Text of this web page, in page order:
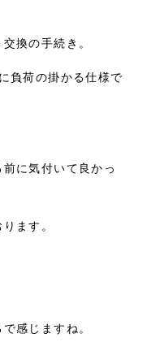
換の手続き。
負荷の掛かる仕様で
に気付いて良かっ
ます。
感じますね。